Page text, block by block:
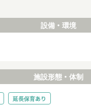
設備・環境
施設形態・体制
延長保育あり